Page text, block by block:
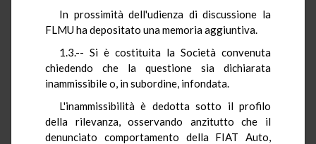
In prossimità dell'udienza di discussione la
FLMU ha depositato una memoria aggiuntiva.
1.3.-- Si è costituita la Società convenuta
chiedendo che la questione sia dichiarata
inammissibile o, in subordine, infondata.
L'inammissibilità è dedotta sotto il profilo
della rilevanza, osservando anzitutto che il
denunciato comportamento della FIAT Auto,